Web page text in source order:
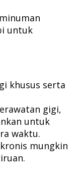
untuk
khusus serta
gigi,
untuk
waktu.
mungkin